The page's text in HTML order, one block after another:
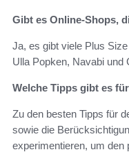
Gibt es Online-Shops,
Ja, es gibt viele Plus
Ulla Popken, Navabi und
Welche Tipps gibt es
Zu den besten Tipps für
sowie die
experimentieren, um den